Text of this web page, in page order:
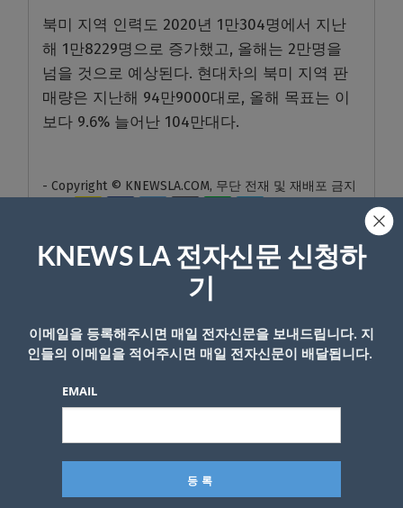
북미 지역 인력도 2020년 1만304명에서 지난
해 1만8229명으로 증가했고, 올해는 2만명을
넘을 것으로 예상된다. 현대차의 북미 지역 판
매량은 지난해 94만9000대로, 올해 목표는 이
보다 9.6% 늘어난 104만대다.
- Copyright © KNEWSLA.COM, 무단 전재 및 재배포 금지
답글 남기기
KNEWS LA 전자신문 신청하
기
이메일을 등록해주시면 매일 전자신문을 보내드립니다. 지
인들의 이메일을 적어주시면 매일 전자신문이 배달됩니다.
EMAIL